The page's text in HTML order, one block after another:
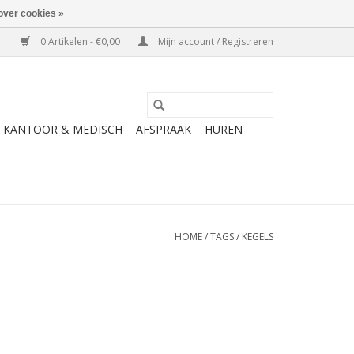
0 Artikelen - €0,00 Mijn account / Registreren
KANTOOR & MEDISCH AFSPRAAK HUREN
HOME/TAGS/ KEGELS
cookies »